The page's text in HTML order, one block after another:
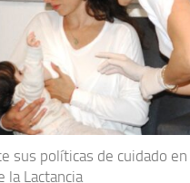
sus políticas de cuidado en
la Lactancia